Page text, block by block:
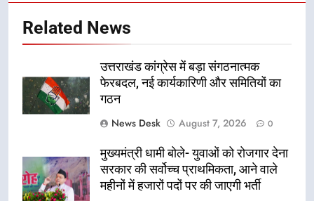
Related News
उत्तराखंड कांग्रेस में बड़ा संगठनात्मक
फेरबदल, नई कार्यकारिणी और समितियों का
गठन
News Desk
August 7, 2026 0
मुख्यमंत्री धामी बोले- युवाओं को रोजगार देना
सरकार की सर्वोच्च प्राथमिकता, आने वाले
महीनों में हजारों पदों पर की जाएगी भर्ती